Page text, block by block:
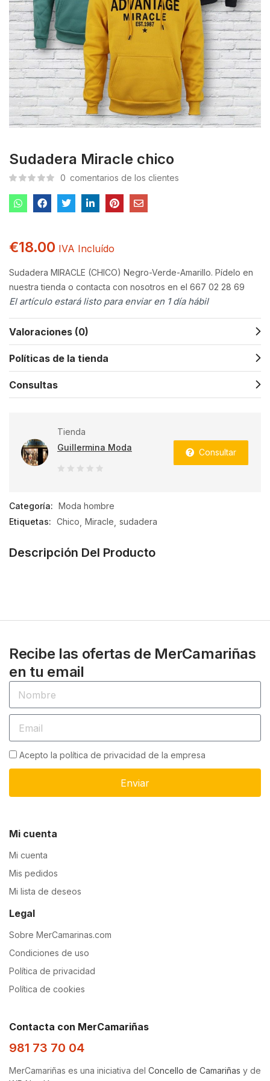
Sudadera Miracle chico
0 comentarios de los clientes
€18.00 IVA Incluído
Sudadera MIRACLE (CHICO) Negro-Verde-Amarillo. Pídelo en
nuestra tienda o contacta con nosotros en el 667 02 28 69
El artículo estará listo para enviar en 1 día hábil
Valoraciones (0)
Políticas de la tienda
Consultas
Tienda
Guillermina Moda
5
Consultar
Categoría: Moda hombre
Etiquetas: Chico Miracle sudadera
Descripción Del Producto
Recibe las ofertas de MerCamariñas
en tu email
Acepto la política de privacidad de la empresa
Enviar
Mi cuenta
Mi cuenta
Mis pedidos
Mi lista de deseos
Legal
Sobre MerCamarinas.com
Condiciones de uso
Política de privacidad
Política de cookies
Contacta con MerCamariñas
981 73 70 04
MerCamariñas es una iniciativa del Concello de Camariñas y de